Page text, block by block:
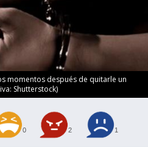
momentos después de quitarle un
Shutterstock)
0 2 1